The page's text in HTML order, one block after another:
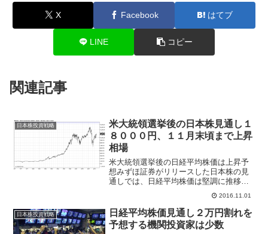
X Facebook はてブ
LINE コピー
関連記事
日本株投資戦略
米大統領選挙後の日本株見通し１
８０００円、１１月末頃まで上昇
相場
米大統領選挙後の日経平均株価は上昇予
想みずほ証券がリリースした日本株の見
通しでは、日経平均株価は堅調に推移す
ると見ているものの、日銀のETF大量購
入で為替感応度が低下していることや騰
落レシオが年初来最高圏にあることから
上値の重さが残ると指摘...
2016.11.01
日本株投資戦略
日経平均株価見通し２万円割れを
予想する機関投資家は少数